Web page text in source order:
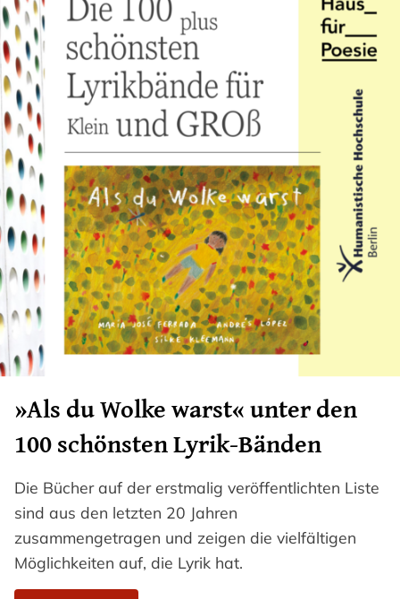
»Als du Wolke warst« unter den
100 schönsten Lyrik-Bänden
Die Bücher auf der erstmalig veröffentlichten Liste
sind aus den letzten 20 Jahren
zusammengetragen und zeigen die vielfältigen
Möglichkeiten auf, die Lyrik hat.